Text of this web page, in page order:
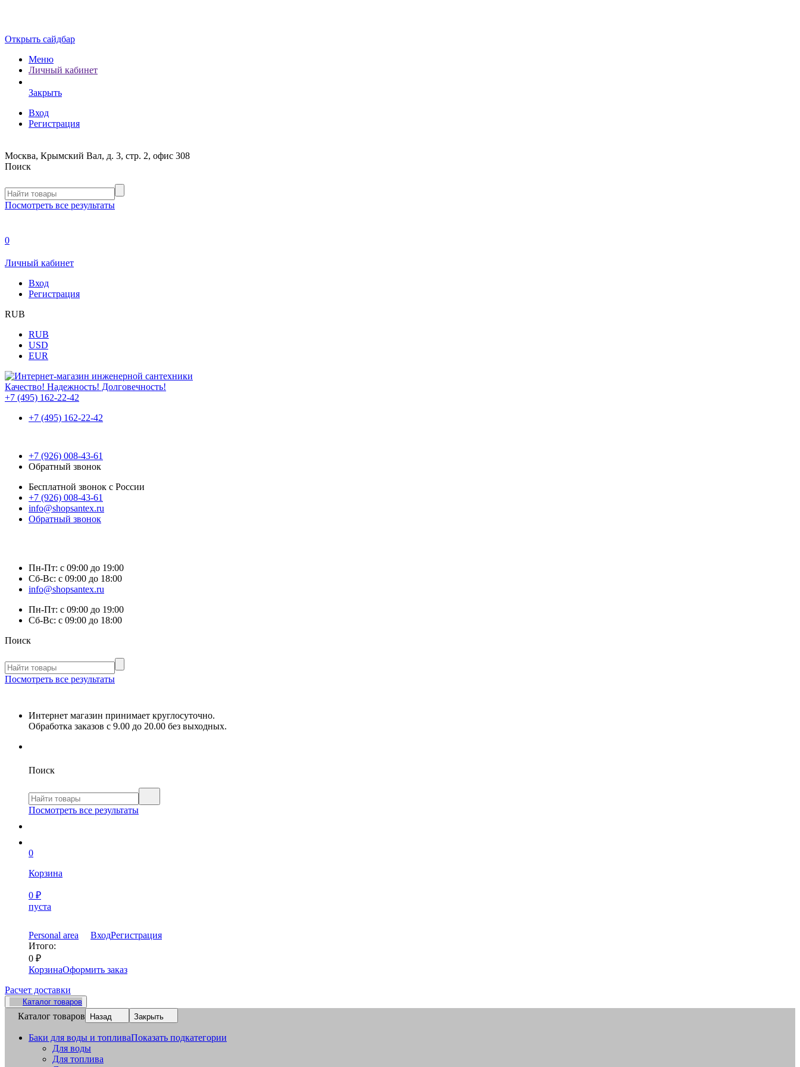
Открыть сайдбар
Меню
Личный кабинет
Закрыть
Вход
Регистрация
Москва, Крымский Вал, д. 3, стр. 2, офис 308
Поиск
Посмотреть все результаты
0
Личный кабинет
Вход
Регистрация
RUB
RUB
USD
EUR
Качество! Надежность! Долговечность!
+7 (495) 162-22-42
+7 (495) 162-22-42
+7 (926) 008-43-61
Обратный звонок
Бесплатной звонок с России
+7 (926) 008-43-61
info@shopsantex.ru
Обратный звонок
Пн-Пт: с 09:00 до 19:00
Сб-Вс: с 09:00 до 18:00
info@shopsantex.ru
Пн-Пт: с 09:00 до 19:00
Сб-Вс: с 09:00 до 18:00
Поиск
Посмотреть все результаты
Интернет магазин принимает круглосуточно.
Обработка заказов с 9.00 до 20.00 без выходных.
Поиск
Посмотреть все результаты
0
Корзина
0 ₽
пуста
Personal area ВходРегистрация
Итого:
0 ₽
КорзинаОформить заказ
Расчет доставки
Каталог товаров
Каталог товаров Назад Закрыть
Баки для воды и топливаПоказать подкатегории
Для воды
Для топлива